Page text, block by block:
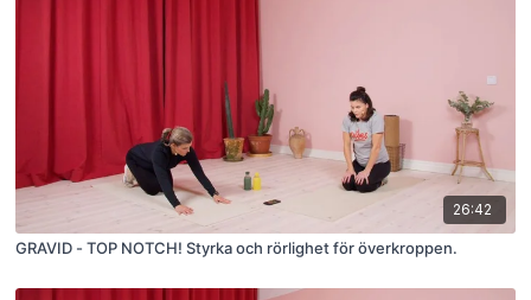
26:42
GRAVID - TOP NOTCH! Styrka och rörlighet för överkroppen.